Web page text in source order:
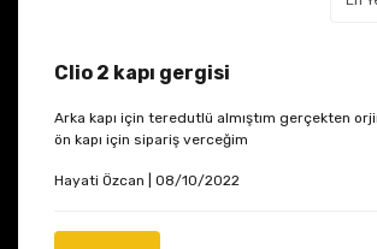
Clio 2 kapı gergisi
Arka kapı için teredutlü almıştım gerçekten
ön kapı için sipariş verceğim
Hayati Özcan | 08/10/2022